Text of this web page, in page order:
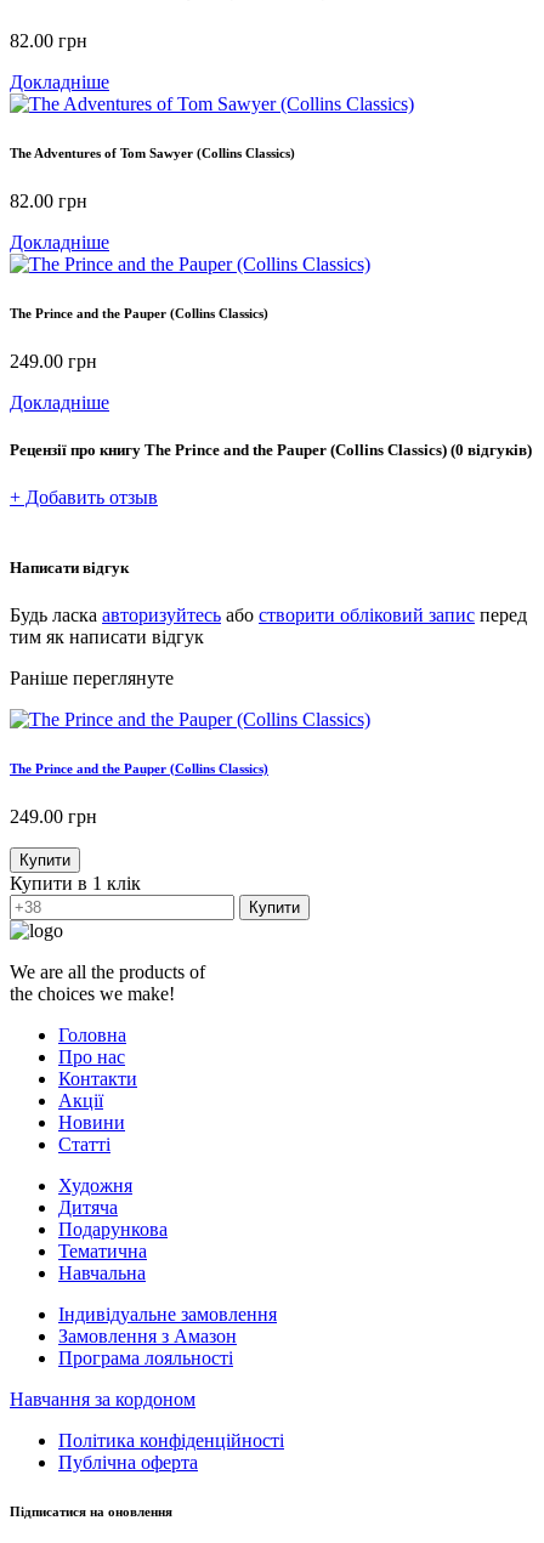
82.00 грн
Докладніше
The Adventures of Tom Sawyer (Collins Classics)
82.00 грн
Докладніше
The Prince and the Pauper (Collins Classics)
249.00 грн
Докладніше
Рецензії про книгу The Prince and the Pauper (Collins Classics) (0 відгуків)
+ Добавить отзыв
Написати відгук
Будь ласка авторизуйтесь або створити обліковий запис перед
тим як написати відгук
Раніше переглянуте
The Prince and the Pauper (Collins Classics)
249.00 грн
Купити
Купити в 1 клік
Купити
We are all the products of
the choices we make!
Головна
Про нас
Контакти
Акції
Новини
Статті
Художня
Дитяча
Подарункова
Тематична
Навчальна
Індивідуальне замовлення
Замовлення з Амазон
Програма лояльності
Навчання за кордоном
Політика конфіденційності
Публічна оферта
Підписатися на оновлення